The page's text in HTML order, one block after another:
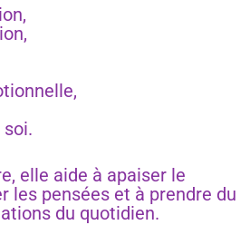
soi.
elle aide à apaiser le
les pensées et à prendre du
du quotidien.